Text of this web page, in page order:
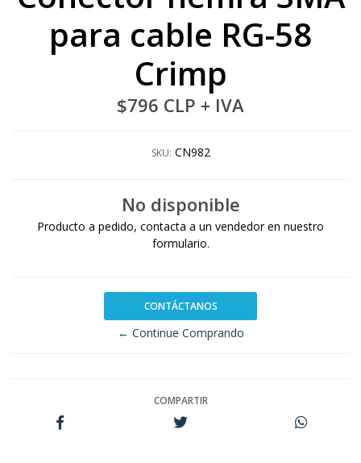
para cable RG-58
Crimp
$796 CLP + IVA
SKU: CN982
No disponible
Producto a pedido, contacta a un vendedor en nuestro
formulario.
CONTÁCTANOS
← Continue Comprando
COMPARTIR